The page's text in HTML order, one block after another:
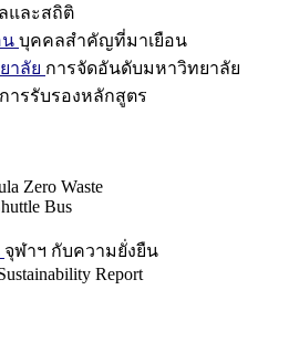
และสถิติ
น บุคคลสำคัญที่มาเยือน
าลัย การจัดอันดับมหาวิทยาลัย
การรับรองหลักสูตร
Zero Waste
Bus
จุฬาฯ กับความยั่งยืน
Report